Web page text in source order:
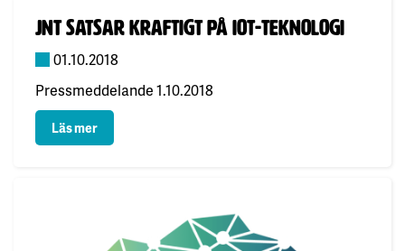
JNT SATSAR KRAFTIGT PÅ IOT-TEKNOLOGI
Publicerad:
01.10.2018
Pressmeddelande 1.10.2018
Läs mer: JNT SATSAR KRAFTIGT PÅ IOT-TEKNOLOGI